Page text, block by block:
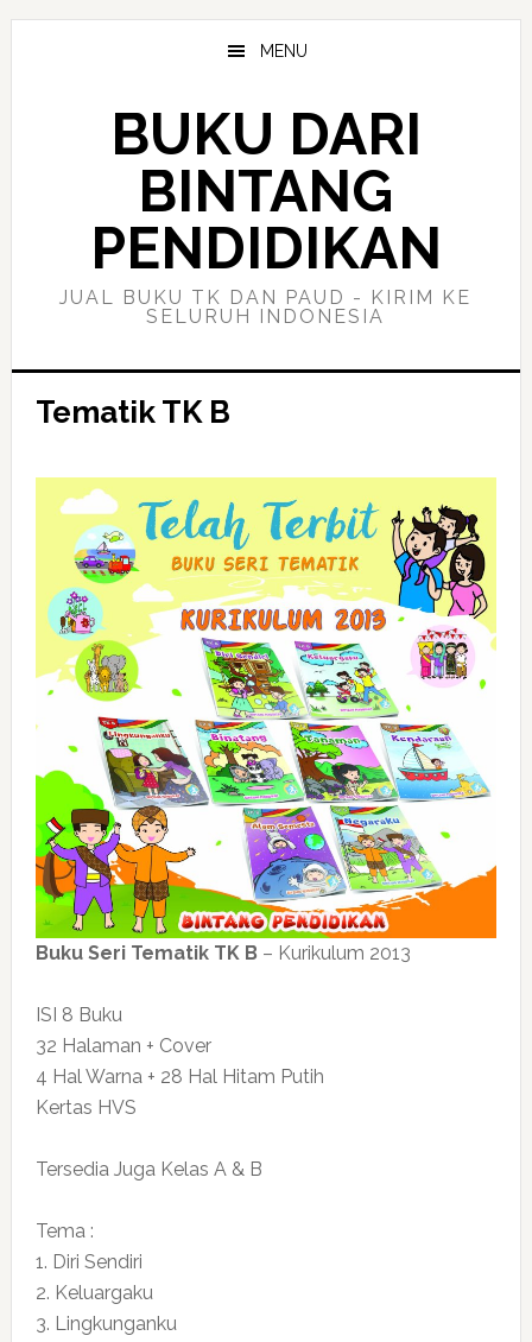
Skip
Skip
MENU
BUKU DARI
BINTANG
PENDIDIKAN
JUAL BUKU TK DAN PAUD - KIRIM KE
SELURUH INDONESIA
Tematik TK B
Buku Seri Tematik TK B – Kurikulum 2013
ISI 8 Buku
32 Halaman + Cover
4 Hal Warna + 28 Hal Hitam Putih
Kertas HVS
Tersedia Juga Kelas A & B
Tema :
1. Diri Sendiri
2. Keluargaku
3. Lingkunganku